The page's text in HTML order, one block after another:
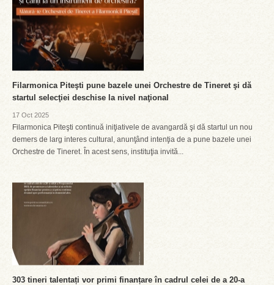
Filarmonica Piteşti pune bazele unei Orchestre de Tineret şi dă
startul selecţiei deschise la nivel naţional
17 Oct 2025
Filarmonica Piteşti continuă iniţiativele de avangardă şi dă startul un nou
demers de larg interes cultural, anunţând intenţia de a pune bazele unei
Orchestre de Tineret. În acest sens, instituţia invită...
303 tineri talentați vor primi finanțare în cadrul celei de a 20-a